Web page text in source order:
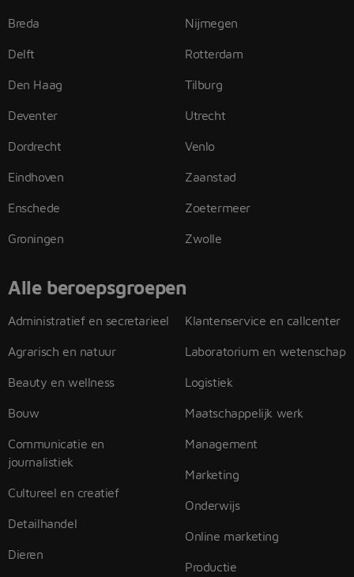
Breda
Delft
Den Haag
Deventer
Dordrecht
Eindhoven
Enschede
Groningen
Nijmegen
Rotterdam
Tilburg
Utrecht
Venlo
Zaanstad
Zoetermeer
Zwolle
Alle beroepsgroepen
Administratief en secretarieel
Agrarisch en natuur
Beauty en wellness
Bouw
Communicatie en
journalistiek
Cultureel en creatief
Detailhandel
Dieren
Klantenservice en callcenter
Laboratorium en wetenschap
Logistiek
Maatschappelijk werk
Management
Marketing
Onderwijs
Online marketing
Productie